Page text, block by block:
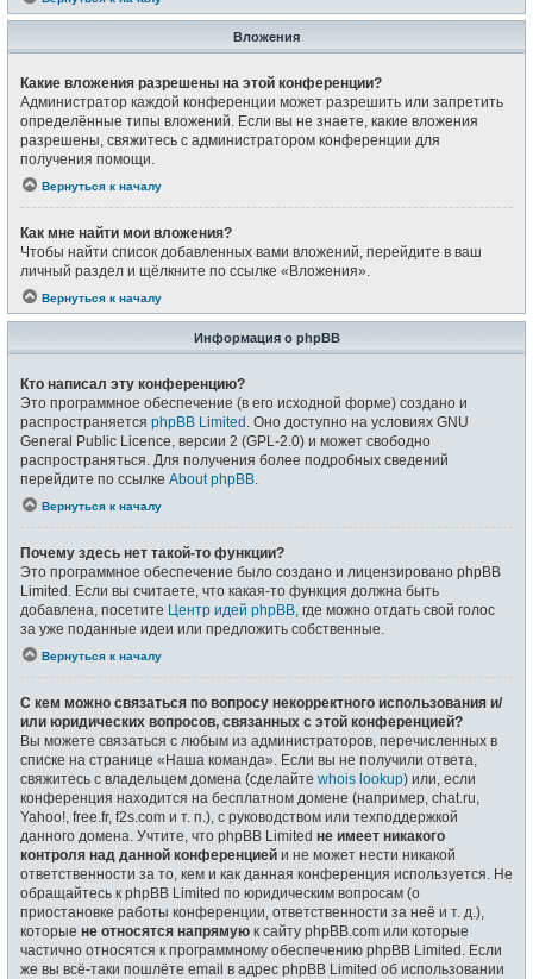
Вложения
Какие вложения разрешены на этой конференции?
Администратор каждой конференции может разрешить или запретить
определённые типы вложений. Если вы не знаете, какие вложения
разрешены, свяжитесь с администратором конференции для
получения помощи.
Вернуться к началу
Как мне найти мои вложения?
Чтобы найти список добавленных вами вложений, перейдите в ваш
личный раздел и щёлкните по ссылке «Вложения».
Вернуться к началу
Информация о phpBB
Кто написал эту конференцию?
Это программное обеспечение (в его исходной форме) создано и
распространяется phpBB Limited . Оно доступно на условиях GNU
General Public Licence, версии 2 (GPL-2.0) и может свободно
распространяться. Для получения более подробных сведений
перейдите по ссылке About phpBB
Вернуться к началу
Почему здесь нет такой-то функции?
Это программное обеспечение было создано и лицензировано phpBB
Limited. Если вы считаете, что какая-то функция должна быть
добавлена, посетите Центр идей phpBB , где можно отдать свой голос
за уже поданные идеи или предложить собственные.
Вернуться к началу
С кем можно связаться по вопросу некорректного использования и/
или юридических вопросов, связанных с этой конференцией?
Вы можете связаться с любым из администраторов, перечисленных в
списке на странице «Наша команда». Если вы не получили ответа,
свяжитесь с владельцем домена (сделайте whois lookup) или, если
конференция находится на бесплатном домене (например, chat.ru,
Yahoo!, free.fr, f2s.com и т. п.), с руководством или техподдержкой
данного домена. Учтите, что phpBB Limited не имеет никакого
контроля над данной конференцией и не может нести никакой
ответственности за то, кем и как данная конференция используется. Не
обращайтесь к phpBB Limited по юридическим вопросам (о
приостановке работы конференции, ответственности за неё и т. д.),
которые не относятся напрямую к сайту phpBB.com или которые
частично относятся к программному обеспечению phpBB Limited. Если
же вы всё-таки пошлёте email в адрес phpBB Limited об использовании